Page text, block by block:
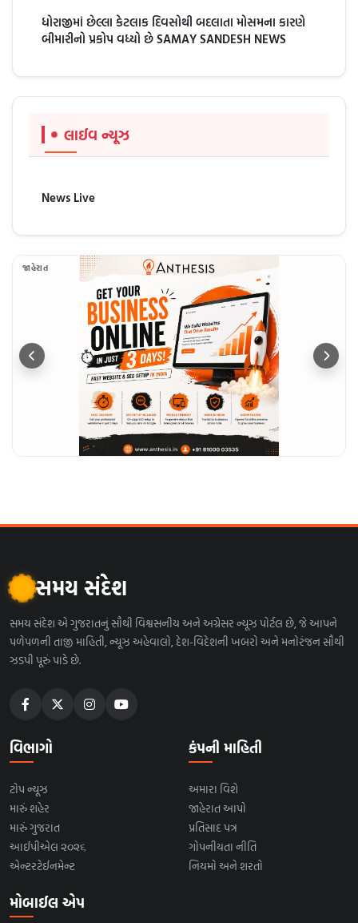
ધોરાજીમાં છેલ્લા કેટલાક દિવસોથી બદલાતા મોસમના કારણે
બીમારીનો પ્રકોપ વધ્યો છે SAMAY SANDESH NEWS
લાઈવ ન્યૂઝ
News Live
જાહેરાત
સમય સંદેશ
સમય સંદેશ એ ગુજરાતનું સૌથી વિશ્વસનીય અને અગ્રેસર ન્યૂઝ પોર્ટલ છે, જે આપને
પળેપળની તાજી માહિતી, ન્યૂઝ અહેવાલો, દેશ-વિદેશની ખબરો અને મનોરંજન સૌથી
ઝડપી પૂરું પાડે છે.
વિભાગો
ટોપ ન્યૂઝ
મારું શહેર
મારું ગુજરાત
આઈપીએલ ૨૦૨૬
એન્ટરટેઈનમેન્ટ
કંપની માહિતી
અમારા વિશે
જાહેરાત આપો
પ્રતિસાદ પત્ર
ગોપનીયતા નીતિ
નિયમો અને શરતો
મોબાઈલ એપ